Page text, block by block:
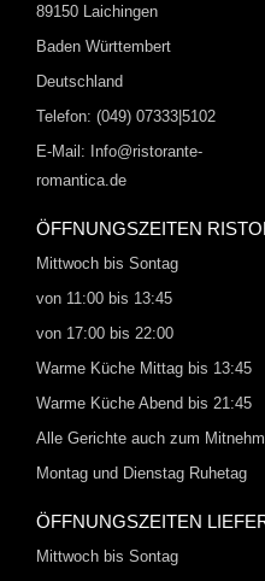
89150 Laichingen
Baden Württembert
Deutschland
Telefon: (049) 07333|5102
E-Mail: Info@ristorante-
romantica.de
ÖFFNUNGSZEITEN
Mittwoch bis Sontag
von 11:00 bis 13:45
von 17:00 bis 22:00
Warme Küche Mittag bis 13:45
Warme Küche Abend bis 21:45
Alle Gerichte auch zum
Montag und Dienstag Ruhetag
ÖFFNUNGSZEITEN
Mittwoch bis Sontag